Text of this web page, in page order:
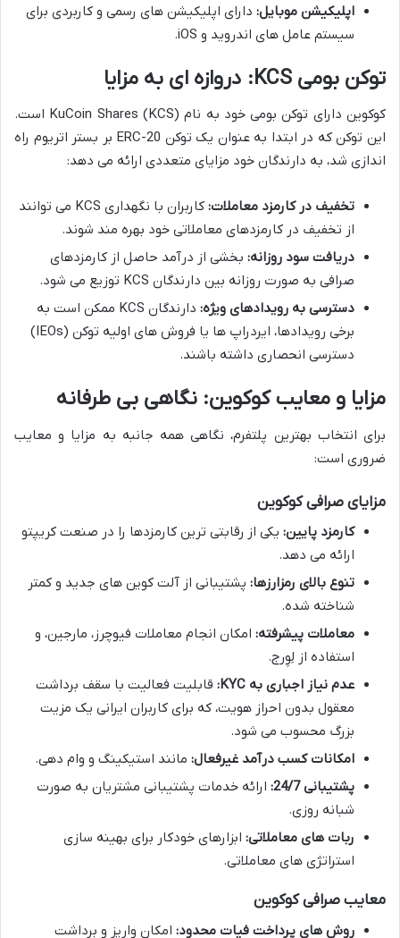
اپلیکیشن موبایل: دارای اپلیکیشن های رسمی و کاربردی برای
سیستم عامل های اندروید و iOS.
توکن بومی KCS: دروازه ای به مزایا
کوکوین دارای توکن بومی خود به نام KuCoin Shares (KCS) است.
این توکن که در ابتدا به عنوان یک توکن ERC-20 بر بستر اتریوم راه
اندازی شد، به دارندگان خود مزایای متعددی ارائه می دهد:
تخفیف در کارمزد معاملات:
کاربران با نگهداری KCS می توانند
از تخفیف در کارمزدهای معاملاتی خود بهره مند شوند.
دریافت سود روزانه: بخشی از درآمد حاصل از کارمزدهای
صرافی به صورت روزانه بین دارندگان KCS توزیع می شود.
دسترسی به رویدادهای ویژه:
دارندگان KCS ممکن است به
برخی رویدادها، ایردراپ ها یا فروش های اولیه توکن (IEOs)
دسترسی انحصاری داشته باشند.
مزایا و معایب کوکوین: نگاهی بی طرفانه
برای انتخاب بهترین پلتفرم، نگاهی همه جانبه به مزایا و معایب
ضروری است:
مزایای صرافی کوکوین
کارمزد پایین: یکی از رقابتی ترین کارمزدها را در صنعت کریپتو
ارائه می دهد.
تنوع بالای رمزارزها: پشتیبانی از آلت کوین های جدید و کمتر
شناخته شده.
معاملات پیشرفته: امکان انجام معاملات فیوچرز، مارجین، و
استفاده از لِوِرج.
عدم نیاز اجباری به KYC:
قابلیت فعالیت با سقف برداشت
معقول بدون احراز هویت، که برای کاربران ایرانی یک مزیت
بزرگ محسوب می شود.
امکانات کسب درآمد غیرفعال: مانند استیکینگ و وام دهی.
پشتیبانی 24/7:
ارائه خدمات پشتیبانی مشتریان به صورت
شبانه روزی.
ربات های معاملاتی: ابزارهای خودکار برای بهینه سازی
استراتژی های معاملاتی.
معایب صرافی کوکوین
روش های پرداخت فیات محدود: امکان واریز و برداشت